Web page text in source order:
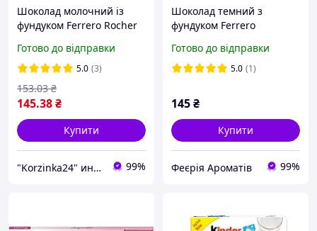
Шоколад молочний із
фундуком Ferrero Rocher
Готово до відправки
5.0 (3)
145.38₴
153.03 ₴
Купити
"Korzinka24" интернет магазин 99%
Шоколад темний з
фундуком Ferrero
Готово до відправки
5.0 (1)
145₴
Купити
Феєрія Ароматів 99%